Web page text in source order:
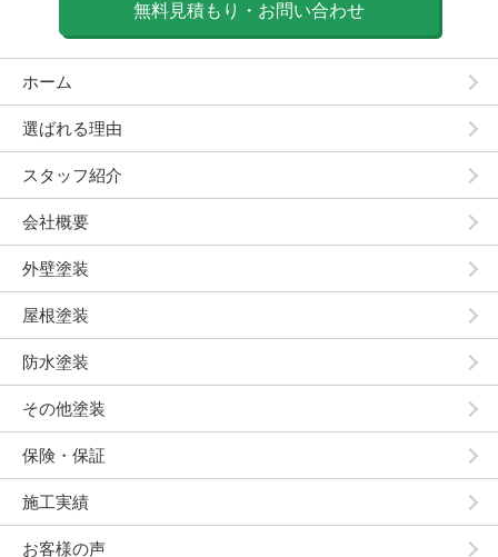
無料見積もり・お問い合わせ
ホーム
選ばれる理由
スタッフ紹介
会社概要
外壁塗装
屋根塗装
防水塗装
その他塗装
保険・保証
施工実績
お客様の声